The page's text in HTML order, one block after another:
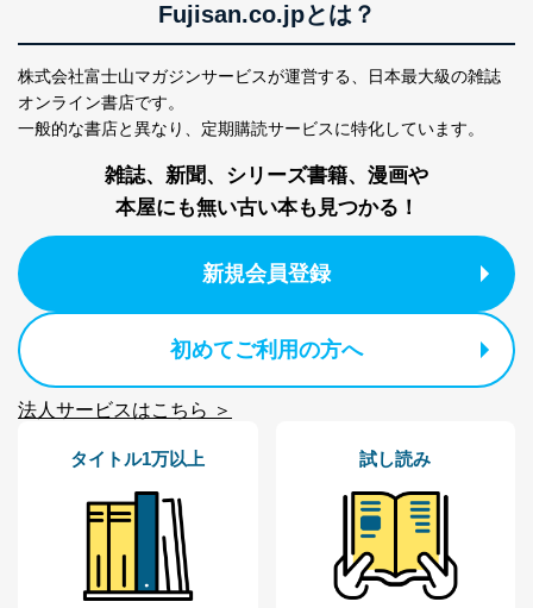
に、下記セキュリティ対策をはじめとする安全対策を実
施し、個人情報の漏えい、滅失またはき損の防止及び是
正に努めます。
アクセス制御
個人データを取り扱うことのできる機器及び当該
の不要なアクセスを防止しています。
アクセス者の識別と認証
機器に標準装備されているユーザー制御機能（ユ
ーザーアカウント制御）により、個人情報データ
ベース等を取り扱う情報システムを使用する従業
外部からの不正アクセス等の防止
システムを最新の状態に保持しています。
個人データを取り扱う機器等にセキュリティ対策
により、これを最新状態としています。
情報システムの使用に伴う漏洩等の防止
メール等により個人データの含まれるファイルを
送信する場合に、当該ファイルへのパスワードを
設定しています。
Fujisan.co.jpとは？
株式会社富士山マガジンサービスが運営する、
日本最大級の雑誌
オンライン書店です。
一般的な書店と異なり、 定期購読サービスに特化しています。
雑誌、新聞、シリーズ書籍、漫画や
本屋にも無い古い本も見つかる！
新規会員登録
初めてご利用の方へ
法人サービスはこちら ＞
タイトル1万以上 試し読み